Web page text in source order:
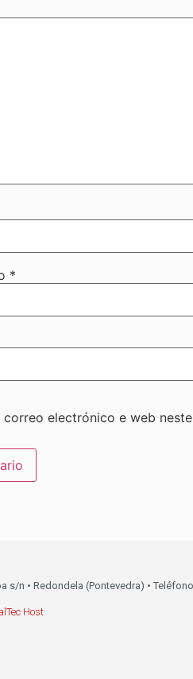
*
correo electrónico e web
s/n • Redondela (Pontevedra) •
Host